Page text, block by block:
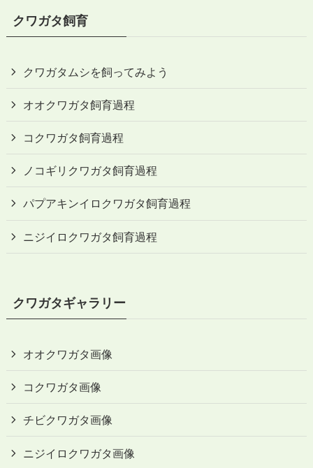
クワガタ飼育
クワガタムシを飼ってみよう
オオクワガタ飼育過程
コクワガタ飼育過程
ノコギリクワガタ飼育過程
パプアキンイロクワガタ飼育過程
ニジイロクワガタ飼育過程
クワガタギャラリー
オオクワガタ画像
コクワガタ画像
チビクワガタ画像
ニジイロクワガタ画像